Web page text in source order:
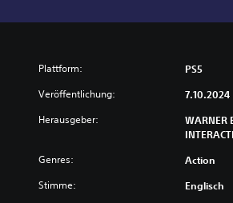
Plattform: PS5
Veröffentlichung: 7.10.2024
Herausgeber:
WARNER
Genres: Action
Stimme: Englisch